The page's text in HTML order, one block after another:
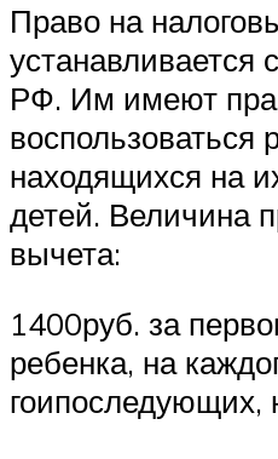
Право на
устанавливается
РФ. Им имеют
воспользоваться
находящихся на
детей. Величина
вычета:
1400руб. за
ребенка, на
гоипоследующих,